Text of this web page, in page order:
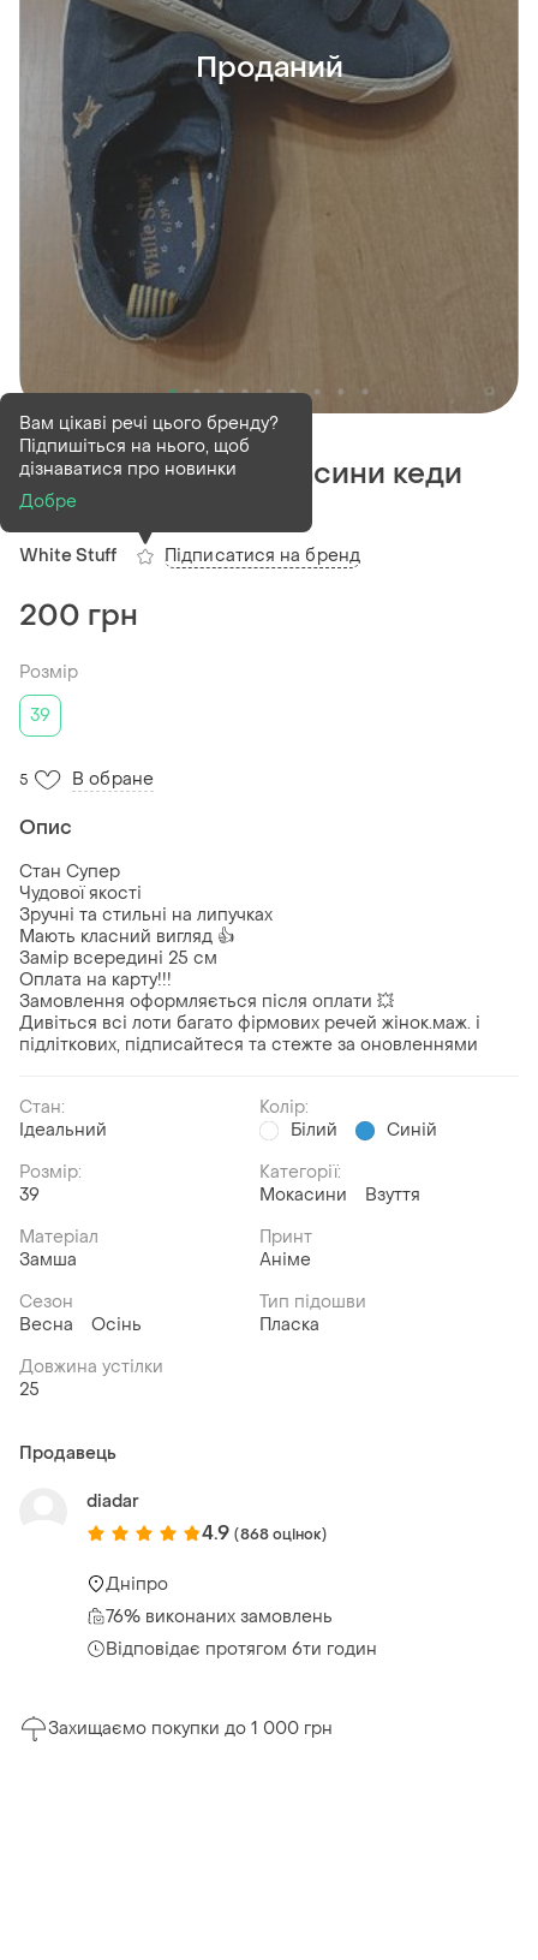
Проданий
Проданий
Замшеві якісні мокасини кеди
White Stuff
Вам цікаві речі цього бренду?
Підпишіться на нього, щоб
дізнаватися про новинки
Добре
Підписатися на бренд
200 грн
Розмір
39
5 В обране
Опис
Стан Супер
Чудової якості
Зручні та стильні на липучках
Мають класний вигляд 👍
Замір всередині 25 см
Оплата на карту!!!
Замовлення оформляється після оплати 💥
Дивіться всі лоти багато фірмових речей жінок.маж. і
підліткових, підписайтеся та стежте за оновленнями
Стан:
Ідеальний
Колір:
Білий
Синій
Розмір:
39
Категорії:
Мокасини
Взуття
Матеріал
Замша
Принт
Аніме
Сезон
Весна
Осінь
Тип підошви
Пласка
Довжина устілки
25
Продавець
diadar
4.9 (868 оцінок)
Дніпро
76% виконаних замовлень
Відповідає протягом 6ти годин
Захищаємо покупки до 1 000 грн